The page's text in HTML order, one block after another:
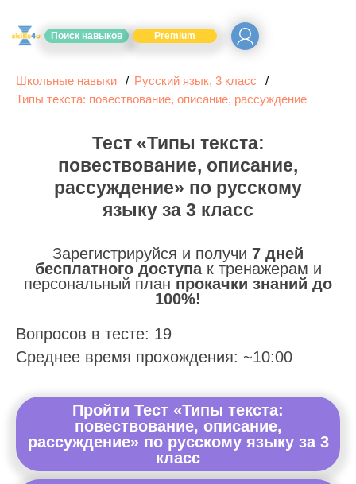
Поиск навыков Premium
Школьные навыки
Русский язык, 3 класс
Типы текста: повествование, описание, рассуждение
Тест «Типы текста:
повествование, описание,
рассуждение» по русскому
языку за 3 класс
Зарегистрируйся и получи 7 дней
бесплатного доступак тренажерам и
персональный план прокачки знаний до
100%!
Вопросов в тесте: 19
Среднее время прохождения: ~10:00
Пройти Тест «Типы текста:
повествование, описание,
рассуждение» по русскому языку за 3
класс